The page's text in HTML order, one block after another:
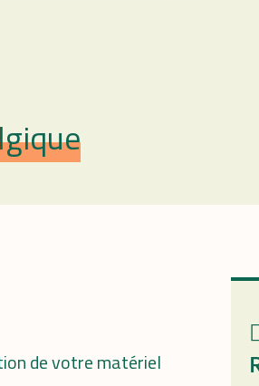
de votre matériel